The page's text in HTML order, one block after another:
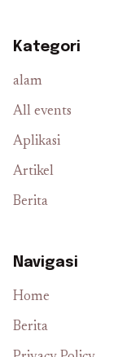
Kategori
alam
All events
Aplikasi
Artikel
Berita
Navigasi
Home
Berita